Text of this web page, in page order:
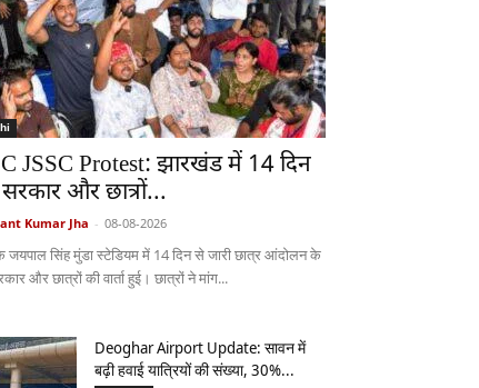
JSSC Protest: झारखंड में 14 दिन
और छात्रों...
Kumar Jha - 08-08-2026
जयपाल सिंह मुंडा स्टेडियम में 14 दिन से जारी छात्र आंदोलन के
और छात्रों की वार्ता हुई। छात्रों ने मांग...
Deoghar Airport Update: सावन में
बढ़ी हवाई यात्रियों की संख्या, 30%...